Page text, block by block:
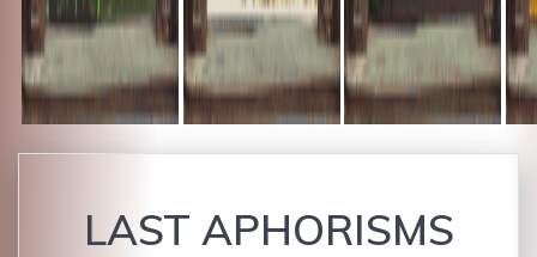
LAST APHORISMS